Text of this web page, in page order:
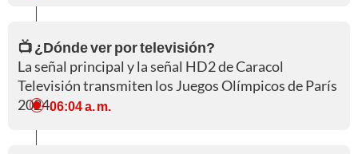
📺 ¿Dónde ver por televisión?
La señal principal y la señal HD2 de Caracol
Televisión transmiten los Juegos Olímpicos de París
2024.06:04 a. m.